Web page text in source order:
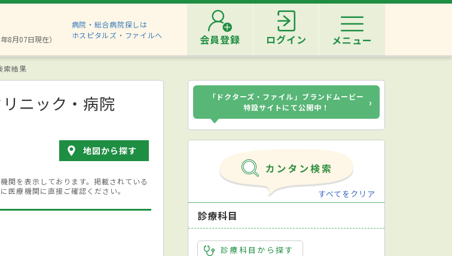
8月07日現在）
病院・総合病院探しは
ホスピタルズ・ファイルへ
会員登録 ログイン メニュー
索結果
ニック・病院
地図から探す
関を表示しております。掲載されている
医療機関に直接ご確認ください。
「ドクターズ・ファイル」ブランドムービー
特設サイトにて公開中！
›
すべてをクリア
診療科目
診療科目から探す